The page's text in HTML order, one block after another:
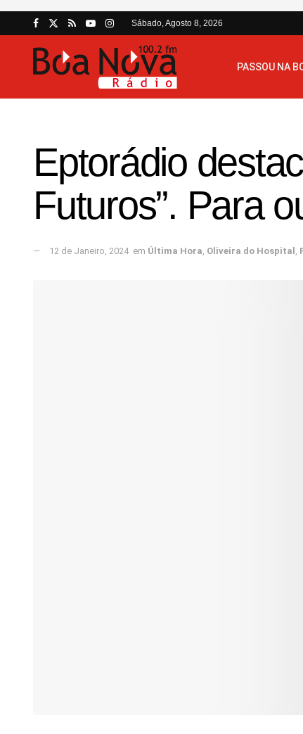
Sábado, Agosto 8, 2026
PASSOU NA
Eptorádio
Futuros”. Para
12 de Janeiro, 2024 em Última Hora, Oliveira do Hospital ,